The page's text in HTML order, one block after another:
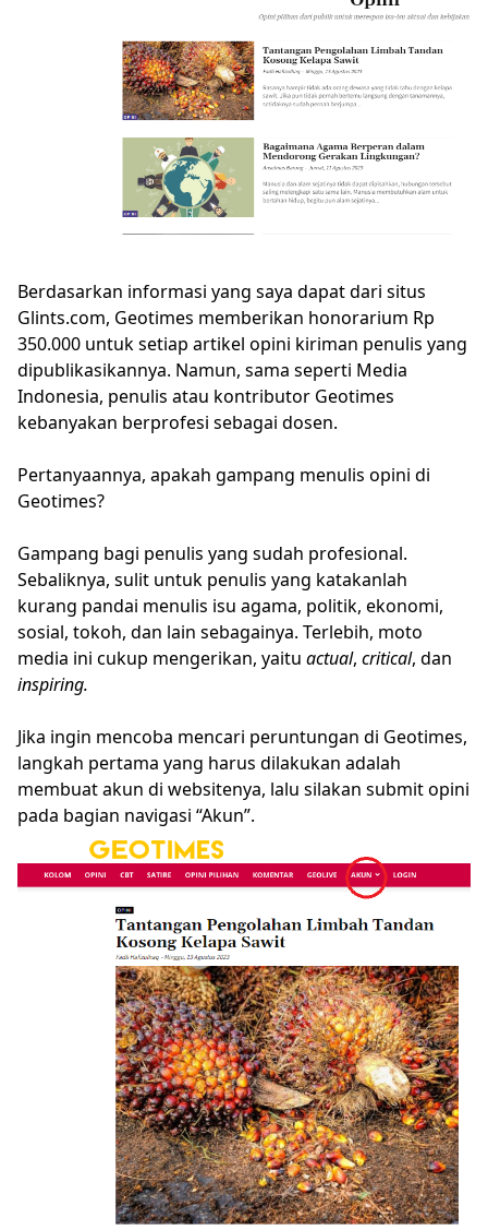
Berdasarkan informasi yang saya dapat dari situs
Glints.com, Geotimes memberikan honorarium Rp
350.000 untuk setiap artikel opini kiriman penulis yang
dipublikasikannya. Namun, sama seperti Media
Indonesia, penulis atau kontributor Geotimes
kebanyakan berprofesi sebagai dosen.
Pertanyaannya, apakah gampang menulis opini di
Geotimes?
Gampang bagi penulis yang sudah profesional.
Sebaliknya, sulit untuk penulis yang katakanlah
kurang pandai menulis isu agama, politik, ekonomi,
sosial, tokoh, dan lain sebagainya. Terlebih, moto
media ini cukup mengerikan, yaitu actual, critical, dan
inspiring.
Jika ingin mencoba mencari peruntungan di Geotimes,
langkah pertama yang harus dilakukan adalah
membuat akun di websitenya, lalu silakan submit opini
pada bagian navigasi “Akun”.